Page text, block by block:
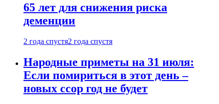
65 лет для снижения риска
деменции
2 года спустя2 года спустя
Народные приметы на 31 июля:
Если помириться в этот день –
новых ссор год не будет